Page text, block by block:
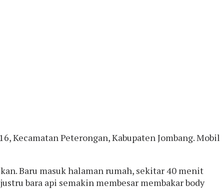
Kecamatan Peterongan, Kabupaten Jombang. Mobil
Baru masuk halaman rumah, sekitar 40 menit
bara api semakin membesar membakar body